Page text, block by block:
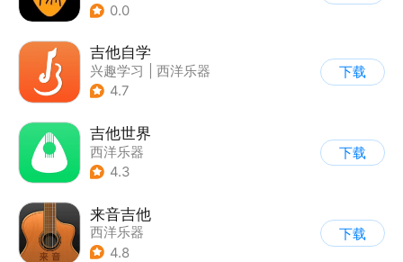
0.0
吉他自学
兴趣学习
西洋乐器
4.7
下载
吉他世界
西洋乐器
4.3
下载
来音吉他
西洋乐器
4.8
下载